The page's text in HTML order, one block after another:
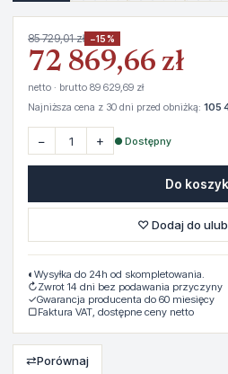
85 729,01 zł −15%
72 869,66 zł
netto · brutto 89 629,69 zł
Najniższa cena z 30 dni przed obniżką: 105
− + ● Dostępny
Do
♡ Dodaj do
◐ Wysyłka do 24h od skompletowania.
↻Zwrot 14 dni bez podawania przyczyny
✓Gwarancja producenta do 60 miesięcy
▢Faktura VAT, dostępne ceny netto
⇄Porównaj